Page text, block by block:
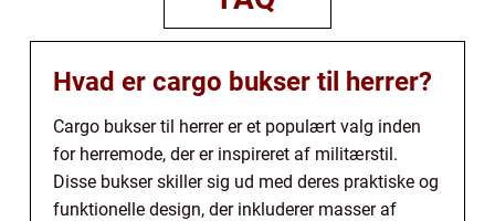
Hvad er cargo bukser til herrer?
Cargo bukser til herrer er et populært valg inden
for herremode, der er inspireret af militærstil.
Disse bukser skiller sig ud med deres praktiske og
funktionelle design, der inkluderer masser af